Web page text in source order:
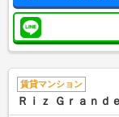
賃貸マンション
Ｒｉｚ Ｇｒａｎｄ